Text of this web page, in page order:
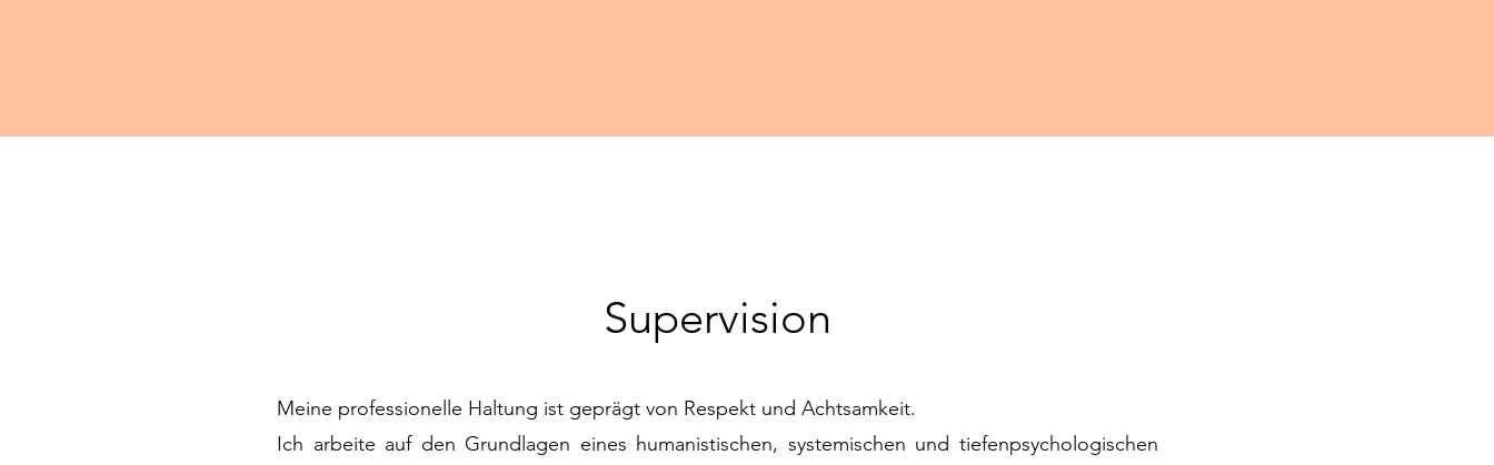
Supervision
Meine professionelle Haltung ist geprägt von Respekt und Achtsamkeit.
Ich arbeite auf den Grundlagen eines humanistischen, systemischen und tiefenpsychologischen